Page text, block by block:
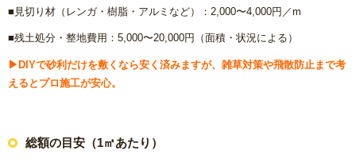
■見切り材（レンガ・樹脂・アルミなど）：2,000〜4,000円／m
■残土処分・整地費用：5,000〜20,000円（面積・状況による）
▶DIYで砂利だけを敷くなら安く済みますが、雑草対策や飛散防止まで考
えるとプロ施工が安心。
総額の目安（1㎡あたり）